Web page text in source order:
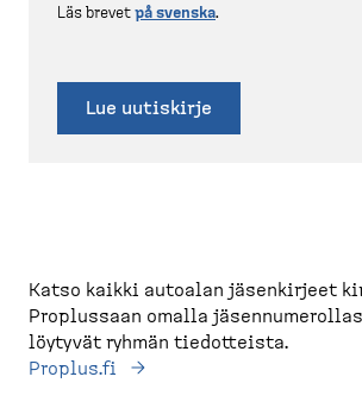
Läs brevet på svenska.
Lue uutiskirje
Katso kaikki autoalan jäsenkirjeet
Proplussaan omalla
löytyvät ryhmän tiedotteista.
Proplus.fi